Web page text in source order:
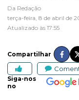
Da Redação
terça-feira, 8 de abril de
Atualizado às 17:55
Compartilhar
Siga-nos
no